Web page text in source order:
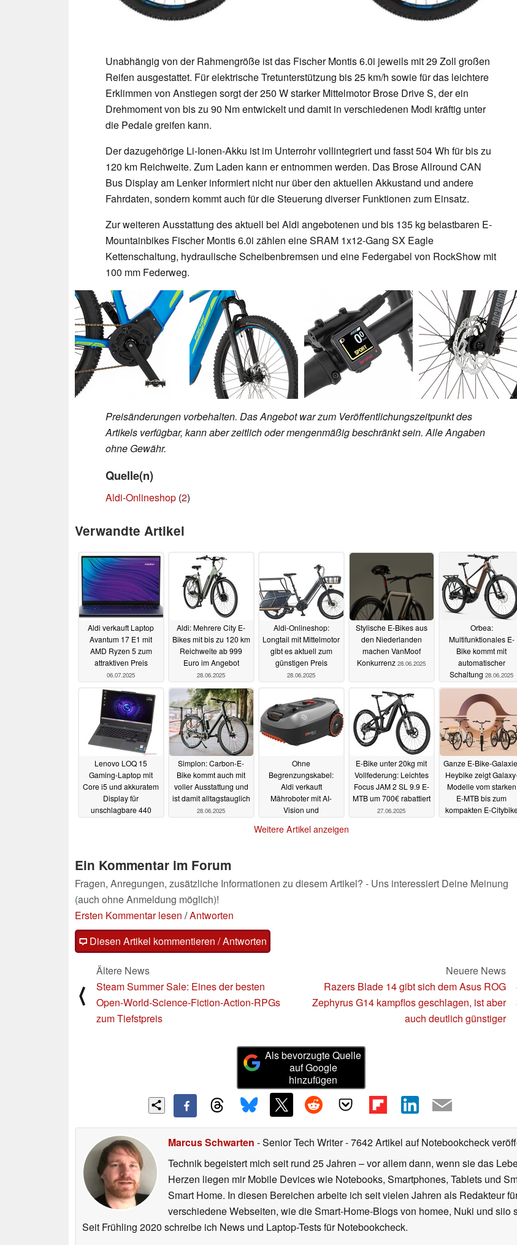
Unabhängig von der Rahmengröße ist das Fischer Montis 6.0i jeweils mit 29 Zoll großen
Reifen ausgestattet. Für elektrische Tretunterstützung bis 25 km/h sowie für das leichtere
Erklimmen von Anstiegen sorgt der 250 W starker Mittelmotor Brose Drive S, der ein
Drehmoment von bis zu 90 Nm entwickelt und damit in verschiedenen Modi kräftig unter
die Pedale greifen kann.
Der dazugehörige Li-Ionen-Akku ist im Unterrohr vollintegriert und fasst 504 Wh für bis zu
120 km Reichweite. Zum Laden kann er entnommen werden. Das Brose Allround CAN
Bus Display am Lenker informiert nicht nur über den aktuellen Akkustand und andere
Fahrdaten, sondern kommt auch für die Steuerung diverser Funktionen zum Einsatz.
Zur weiteren Ausstattung des aktuell bei Aldi angebotenen und bis 135 kg belastbaren E-
Mountainbikes Fischer Montis 6.0i zählen eine SRAM 1x12-Gang SX Eagle
Kettenschaltung, hydraulische Scheibenbremsen und eine Federgabel von RockShow mit
100 mm Federweg.
Preisänderungen vorbehalten. Das Angebot war zum Veröffentlichungszeitpunkt des
Artikels verfügbar, kann aber zeitlich oder mengenmäßig beschränkt sein. Alle Angaben
ohne Gewähr.
Quelle(n)
Aldi-Onlineshop (2)
Verwandte Artikel
Aldi verkauft Laptop
Avantum 17 E1 mit
AMD Ryzen 5 zum
attraktiven Preis
06.07.2025
Aldi: Mehrere City E-
Bikes mit bis zu 120 km
Reichweite ab 999
Euro im Angebot
28.06.2025
Aldi-Onlineshop:
Longtail mit Mittelmotor
gibt es aktuell zum
günstigen Preis
28.06.2025
Stylische E-Bikes aus
den Niederlanden
machen VanMoof
Konkurrenz 28.06.2025
Orbea:
Multifunktionales E-
Bike kommt mit
automatischer
Schaltung 28.06.2025
Lenovo LOQ 15
Gaming-Laptop mit
Core i5 und akkuratem
Display für
unschlagbare 440
Simplon: Carbon-E-
Bike kommt auch mit
voller Ausstattung und
ist damit alltagstauglich
28.06.2025
Ohne
Begrenzungskabel:
Aldi verkauft
Mähroboter mit AI-
Vision und
27.06.2025
E-Bike unter 20kg mit
Vollfederung: Leichtes
Focus JAM 2 SL 9.9 E-
MTB um 700€ rabattiert
27.06.2025
Ganze E-Bike-
Heybike zeigt
Modelle vom starken
E-MTB bis zum
kompakten E-
Weitere Artikel anzeigen
Ein Kommentar im Forum
Fragen, Anregungen, zusätzliche Informationen zu diesem Artikel? - Uns interessiert Deine Meinung
(auch ohne Anmeldung möglich)!
Ersten Kommentar lesen /Antworten
Diesen Artikel kommentieren / Antworten
⟨
Ältere News
Steam Summer Sale: Eines der besten
Open-World-Science-Fiction-Action-RPGs
zum Tiefstpreis
Neuere News
Razers Blade 14 gibt sich dem Asus ROG
Zephyrus G14 kampflos geschlagen, ist aber
auch deutlich günstiger
Als bevorzugte Quelle
auf Google
hinzufügen
Marcus Schwarten - Senior Tech Writer- 7642 Artikel auf Notebookcheck
Technik begeistert mich seit rund 25 Jahren – vor allem dann, wenn sie das
Herzen liegen mir Mobile Devices wie Notebooks, Smartphones, Tablets und
Smart Home. In diesen Bereichen arbeite ich seit vielen Jahren als Redakteur
verschiedene Webseiten, wie die Smart-Home-Blogs von homee, Nuki und siio
Seit Frühling 2020 schreibe ich News und Laptop-Tests für Notebookcheck.